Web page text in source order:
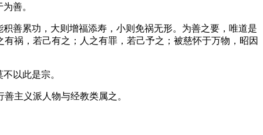
善。
善累功，大则增福添寿，小则免祸无形。为善之要，唯道是
祸，若己有之；人之有罪，若己予之；被慈怀于万物，昭因
以此是宗。
主义派人物与经教类属之。